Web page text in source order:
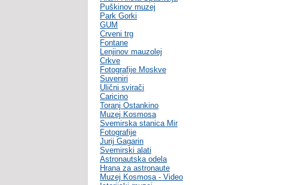
Puškinov muzej
Park Gorki
GUM
Crveni trg
Fontane
Lenjinov mauzolej
Crkve
Fotografije Moskve
Suveniri
Ulični svirači
Caricino
Toranj Ostankino
Muzej Kosmosa
Svemirska stanica Mir
Fotografije
Jurij Gagarin
Svemirski alati
Astronautska odela
Hrana za astronaute
Muzej Kosmosa - Video